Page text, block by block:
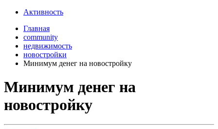
Активность
Главная
community
недвижимость
новостройки
Минимум денег на новостройку
Минимум денег на
новостройку